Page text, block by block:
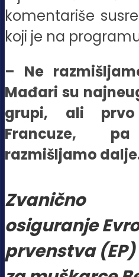
komentariše
koji je na
– Ne
Mađari su
grupi, ali
Francuze,
razmišljamo
Zvanično
osiguranje
prvenstva